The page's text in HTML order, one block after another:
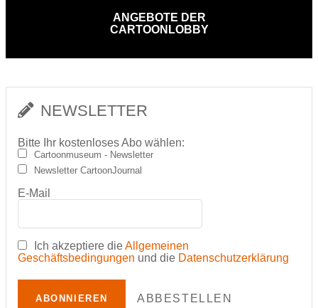
ANGEBOTE DER
CARTOONLOBBY
NEWSLETTER
Bitte Ihr kostenloses Abo wählen:
Cartoonmuseum - Newsletter
Newsletter CartoonJournal
E-Mail
Ich akzeptiere dieAllgemeinen
Geschäftsbedingungen und die Datenschutzerklärung
ABONNIEREN ABBESTELLEN